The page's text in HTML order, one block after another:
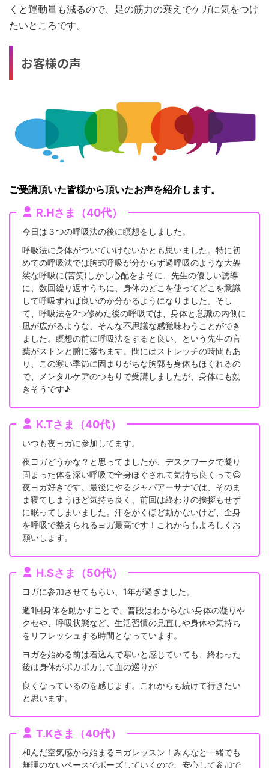
くと運動量も減るので、足の筋力の衰えでケガに気をつけ
たいところです。
お客様の声
ご受講頂いた皆様から頂いたお声を紹介します。
R.Hさま（40代）
今日は３つの呼吸法の後に瞑想をしました。
呼吸法に身体がついていけないかとも思いました。特に初
めての呼吸法では胸式呼吸が分からず過呼吸のような大袈
裟な呼吸に(苦笑)しかし心配をよそに、先生の優しい誘導
に、数回繰り返すうちに、身体のどこを使ってどこを意識
して呼吸すれば良いのか分かるようになりました。そし
て、呼吸法を2つ修めた後の呼吸では、身体と意識の内側に
凪が広がるような、そんな不思議な感覚味わうことができ
ました。瞑想の前に呼吸法をすると良い、という先生の言
葉がストンと腑に落ちます。間にはストレッチの時間もあ
り、この寒い季節に固まりがちな胸郭も身体もほぐれるの
で、メンタルケアのつもりで受講しましたが、身体にも効
きそうです♪
K.Tさま（40代）
いつも夜ヨガに参加してます。
夜ヨガどうかな？と思ってましたが、デスクワークで凝り
固まった体を深い呼吸で全身ほぐされて気持ち良くって😃
夜ヨガ好きです。最後にやるジャパアーサナでは、そのま
ま寝てしまうほど気持ち良く、前回は終わりの挨拶もせず
に眠ってしまいました。汗をかくほど動かないけど、全身
を呼吸で整えられるヨガ最高です！これからもよろしくお
願いします。
H.Sさま（50代）
ヨガに参加させてもらい、1年が過ぎました。
週1回身体を動かすことで、普段はわからない身体の凝りや
クセや、呼吸状態など、生活習慣の見直しや身体や気持ち
をリフレッシュする時間となっています。
ヨガを始める前は着込んで寒いと感じていても、終わった
後は身体がポカポカして血の巡りが
良くなっているのを感じます。これからも続けて行きたい
と思います。
T.Kさま（40代）
和んだ空気感から始まるヨガレッスン！みんなと一緒でも
無理のないペースでポーズしていくので、安心して参加で